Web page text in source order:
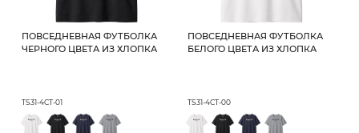
ПОВСЕДНЕВНАЯ ФУТБОЛКА
ЧЕРНОГО ЦВЕТА ИЗ ХЛОПКА
TS31-4CT-01
ПОВСЕДНЕВНАЯ ФУТБОЛКА
БЕЛОГО ЦВЕТА ИЗ ХЛОПКА
TS31-4CT-00